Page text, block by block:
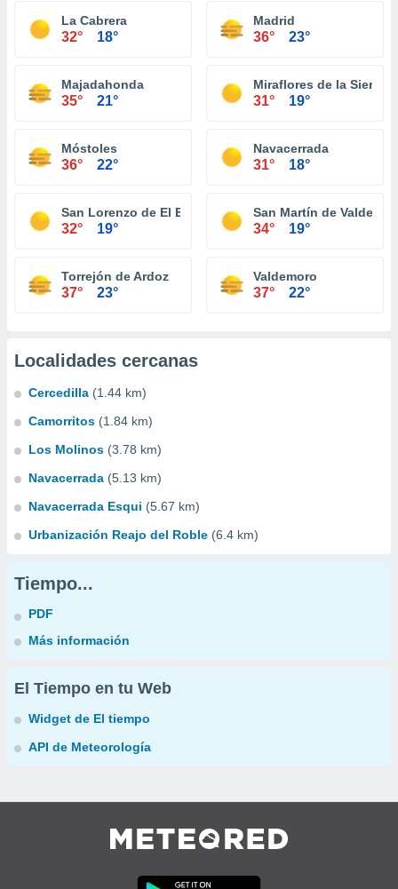
La Cabrera
32° 18°
Madrid
36° 23°
Majadahonda
35° 21°
Miraflores de la Sierra
31° 19°
Móstoles
36° 22°
Navacerrada
31° 18°
San Lorenzo de El Escorial
32° 19°
San Martín de
34° 19°
Torrejón de Ardoz
37° 23°
Valdemoro
37° 22°
Localidades cercanas
Cercedilla (1.44 km)
Camorritos (1.84 km)
Los Molinos (3.78 km)
Navacerrada (5.13 km)
Navacerrada Esqui (5.67 km)
Urbanización Reajo del Roble (6.4 km)
Tiempo...
PDF
Más información
El Tiempo en tu Web
Widget de El tiempo
API de Meteorología